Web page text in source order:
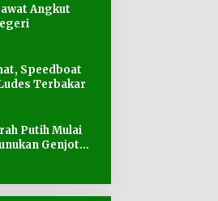
Angkut
Speedboat
Terbakar
Putih Mulai
Genjot